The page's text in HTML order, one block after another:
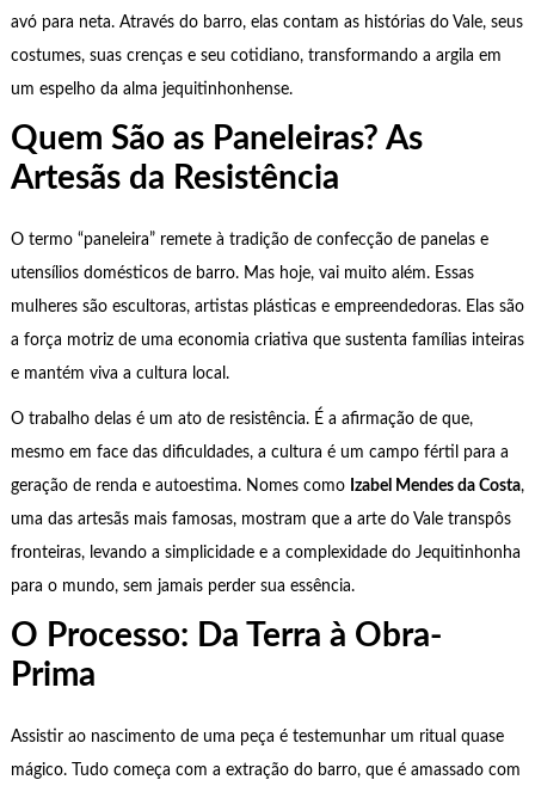
avó para neta. Através do barro, elas contam as histórias do Vale, seus
costumes, suas crenças e seu cotidiano, transformando a argila em
um espelho da alma jequitinhonhense.
Quem São as Paneleiras? As
Artesãs da Resistência
O termo “paneleira” remete à tradição de confecção de panelas e
utensílios domésticos de barro. Mas hoje, vai muito além. Essas
mulheres são escultoras, artistas plásticas e empreendedoras. Elas são
a força motriz de uma economia criativa que sustenta famílias inteiras
e mantém viva a cultura local.
O trabalho delas é um ato de resistência. É a afirmação de que,
mesmo em face das dificuldades, a cultura é um campo fértil para a
geração de renda e autoestima. Nomes como Izabel Mendes da Costa,
uma das artesãs mais famosas, mostram que a arte do Vale transpôs
fronteiras, levando a simplicidade e a complexidade do Jequitinhonha
para o mundo, sem jamais perder sua essência.
O Processo: Da Terra à Obra-
Prima
Assistir ao nascimento de uma peça é testemunhar um ritual quase
mágico. Tudo começa com a extração do barro, que é amassado com